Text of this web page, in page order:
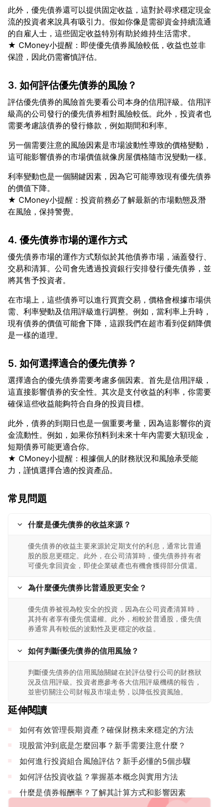
此外，優先債券還可以提供固定收益，這對於尋求穩定現金
流的投資者來說具有吸引力。假如你像是需卻資金持續流通
的自雇人士，這些固定收益特別有助於維持生活需求。
★ CMoney小提醒：即使優先債券風險較低，收益也並非
3. 如何評估優先債券的風險？
評估優先債券的風險首先要看公司本身的信用評級。信用評
級高的公司發行的優先債券相對風險較低。此外，投資者也
另一個需要注意的風險因素是市場波動性導致的價格變動，
利率變動也是一個關鍵因素，因為它可能導致現有優先債券
的價值下降。
★ CMoney小提醒：投資前務必了解最新的市場動態及潛
4. 優先債券市場的運作方式
優先債券市場的運作方式類似於其他債券市場，涵蓋發行、
交易和清算。公司會先透過投資銀行安排發行優先債券，並
在市場上，這些債券可以進行買賣交易，價格會根據市場供
需、利率變動及信用評級進行調整。例如，當利率上升時，
現有債券的價值可能會下降，這跟我們在超市看到促銷降價
5. 如何選擇適合的優先債券？
選擇適合的優先債券需要考慮多個因素。首先是信用評級，
這直接影響債券的安全性。其次是支付收益的利率，你需要
此外，債券的到期日也是一個重要考量，因為這影響你的資
金流動性。例如，如果你預料到未來十年內需要大額現金，
短期債券可能更適合你。
★ CMoney小提醒：根據個人的財務狀況和風險承受能
常見問題
什麼是優先債券的收益來源？
優先債券的收益主要來源於定期支付的利息，通常比普通
股的股息更穩定。此外，在公司清算時，優先債券持有者
可優先拿回資金，即使企業破產也有機會獲得部分償還。
為什麼優先債券比普通股更安全？
優先債券被視為較安全的投資，因為在公司資產清算時，
其持有者享有優先償還權。此外，相較於普通股，優先債
券通常具有較低的波動性及更穩定的收益。
如何判斷優先債券的信用風險？
判斷優先債券的信用風險關鍵在於評估發行公司的財務狀
況及信用評級。投資者應參考各大信用評級機構的報告，
並密切關注公司財報及市場走勢，以降低投資風險。
延伸閱讀
如何有效管理長期資產？確保財務未來穩定的方法
現股當沖到底是怎麼回事？新手需要注意什麼？
如何進行投資組合風險評估？新手必懂的5個步驟
如何評估投資收益？掌握基本概念與實用方法
什麼是債券報酬率？了解其計算方式和影響因素